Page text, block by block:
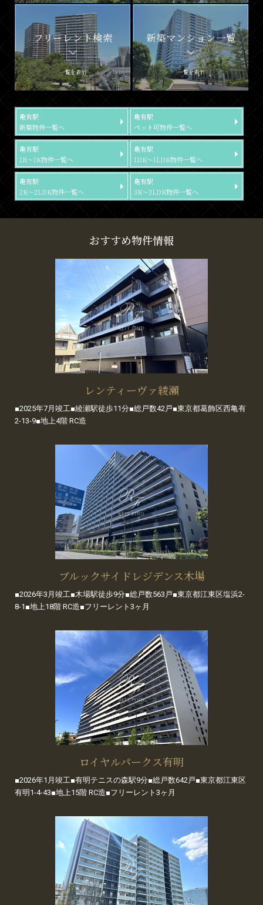
フリーレント検索
一覧を表示
新築マンション一覧
一覧を表示
亀有駅
新築物件一覧へ
亀有駅
ペット可物件一覧へ
亀有駅
1R～1K物件一覧へ
亀有駅
1DK～1LDK物件一覧へ
亀有駅
2K～2LDK物件一覧へ
亀有駅
3K～3LDK物件一覧へ
おすすめ物件情報
レンティーヴァ綾瀬
■2025年7月竣工■綾瀬駅徒歩11分■総戸数42戸■東京都葛飾区西亀有
2-13-9■地上4階 RC造
ブルックサイドレジデンス木場
■2026年3月竣工■木場駅徒歩9分■総戸数563戸■東京都江東区塩浜2-
8-1■地上18階 RC造■フリーレント3ヶ月
ロイヤルパークス有明
■2026年1月竣工■有明テニスの森駅9分■総戸数642戸■東京都江東区
有明1-4-43■地上15階 RC造■フリーレント3ヶ月